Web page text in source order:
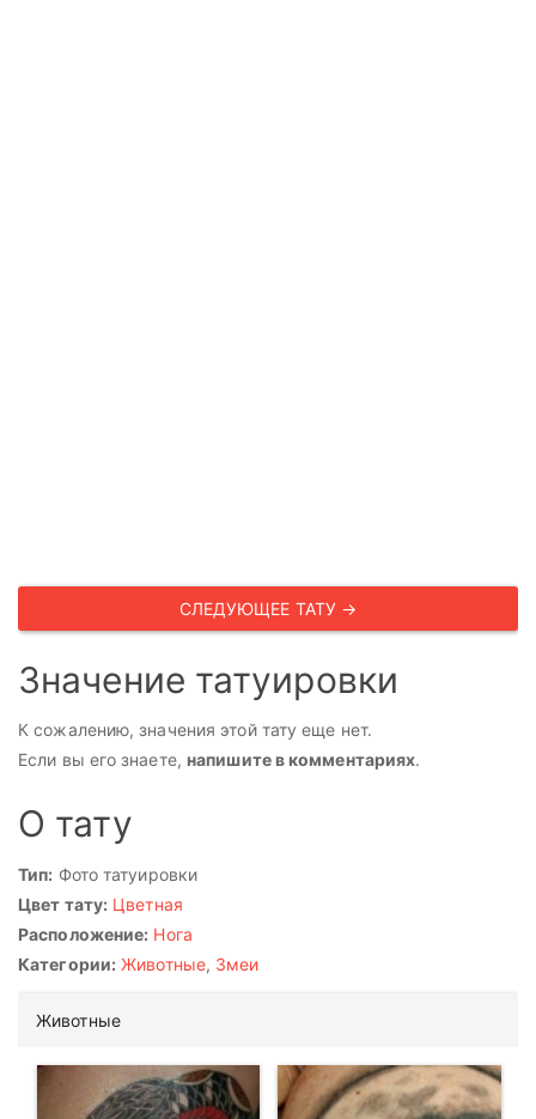
СЛЕДУЮЩЕЕ ТАТУ →
Значение татуировки
К сожалению, значения этой тату еще нет.
Если вы его знаете, напишите в комментариях.
О тату
Тип: Фото татуировки
Цвет тату: Цветная
Расположение: Нога
Категории: Животные, Змеи
Животные